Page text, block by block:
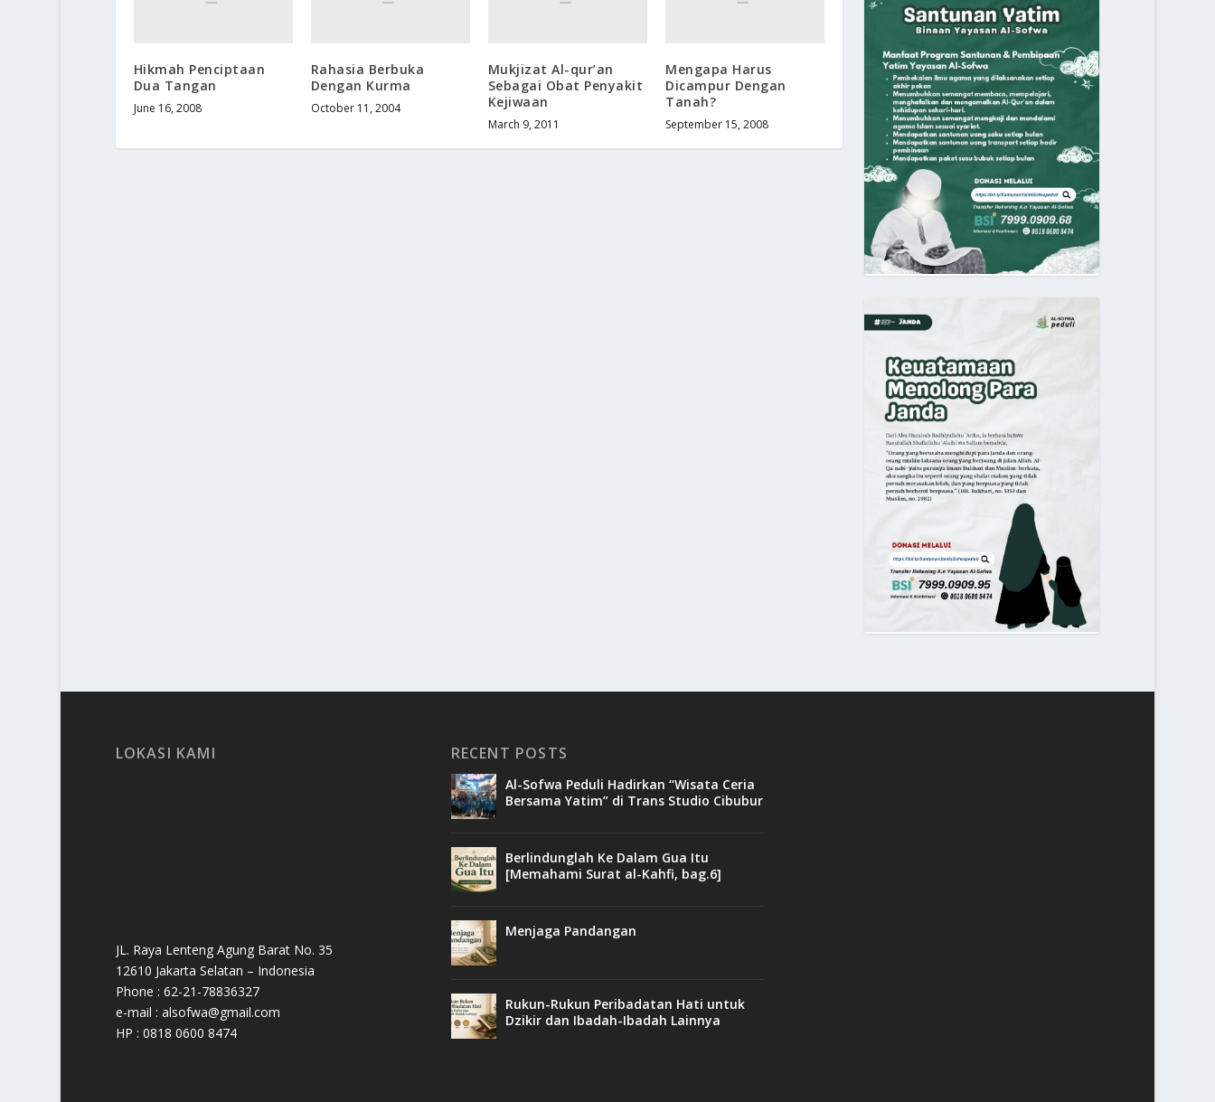
Hikmah Penciptaan
Dua Tangan
June 16, 2008
Rahasia Berbuka
Dengan Kurma
October 11, 2004
Mukjizat Al-qur’an
Sebagai Obat Penyakit
Kejiwaan
March 9, 2011
Mengapa Harus
Dicampur Dengan
Tanah?
September 15, 2008
LOKASI KAMI
JL. Raya Lenteng Agung Barat No. 35
12610 Jakarta Selatan – Indonesia
Phone : 62-21-78836327
e-mail : alsofwa@gmail.com
HP : 0818 0600 8474
RECENT POSTS
Al-Sofwa Peduli Hadirkan “Wisata Ceria
Bersama Yatim” di Trans Studio Cibubur
Berlindunglah Ke Dalam Gua Itu
[Memahami Surat al-Kahfi, bag.6]
Menjaga Pandangan
Rukun-Rukun Peribadatan Hati untuk
Dzikir dan Ibadah-Ibadah Lainnya